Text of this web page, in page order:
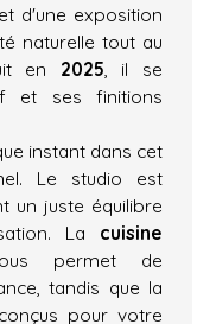
d'une exposition
naturelle tout au
en 2025 , il se
et ses finitions
instant dans cet
Le studio est
un juste équilibre
La cuisine
permet de
tandis que la
pour votre